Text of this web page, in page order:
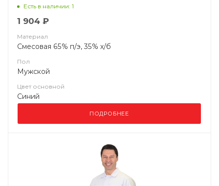
Есть в наличии: 1
1 904 ₽
Материал
Смесовая 65% п/э, 35% х/б
Пол
Мужской
Цвет основной
Синий
ПОДРОБНЕЕ